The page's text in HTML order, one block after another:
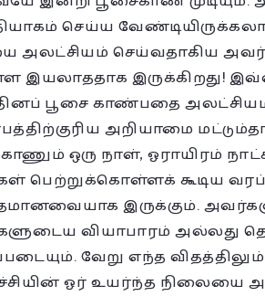
செய்ய
அலட்சியம் செய்வதாகிய
இயலாததாக இருக்கிறது!
பூசை காண்பதை
அறியாமை
ஒரு நாள், ஓராயிரம்
பெற்றுக்கொள்ளக் கூடிய
இருக்கும்.
வியாபாரம் அல்லது
வேறு எந்த
ஓர் உயர்ந்த